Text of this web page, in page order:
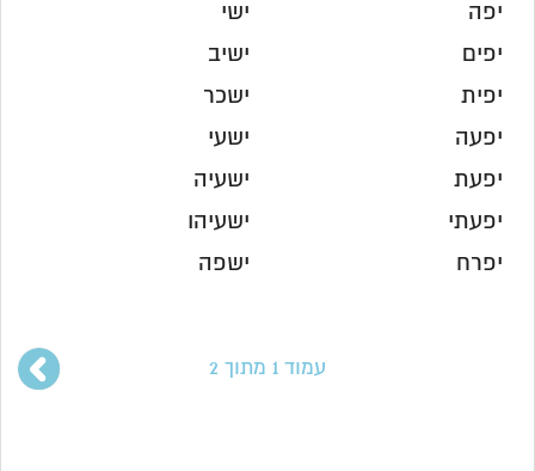
יפה
יפים
יפית
יפעה
יפעת
יפעתי
יפרח
ישי
ישיב
ישכר
ישעי
ישעיה
ישעיהו
ישפה
עמוד 1 מתוך 2